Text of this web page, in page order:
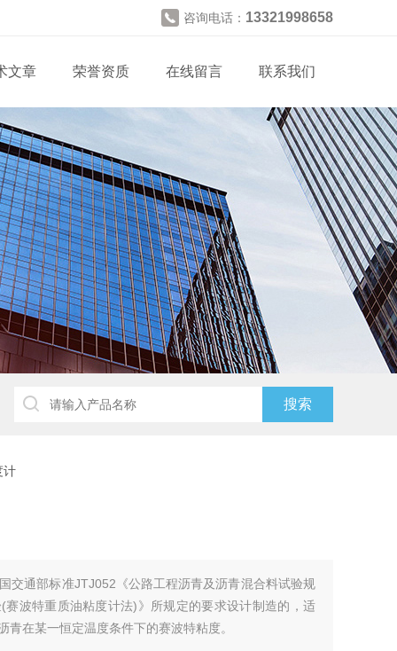
咨询电话： 13321998658
文章 荣誉资质 在线留言 联系我们
计
交通部标准JTJ052《公路工程沥青及沥青混合料试验规
波特重质油粘度计法)》所规定的要求设计制造的，适
在某一恒定温度条件下的赛波特粘度。